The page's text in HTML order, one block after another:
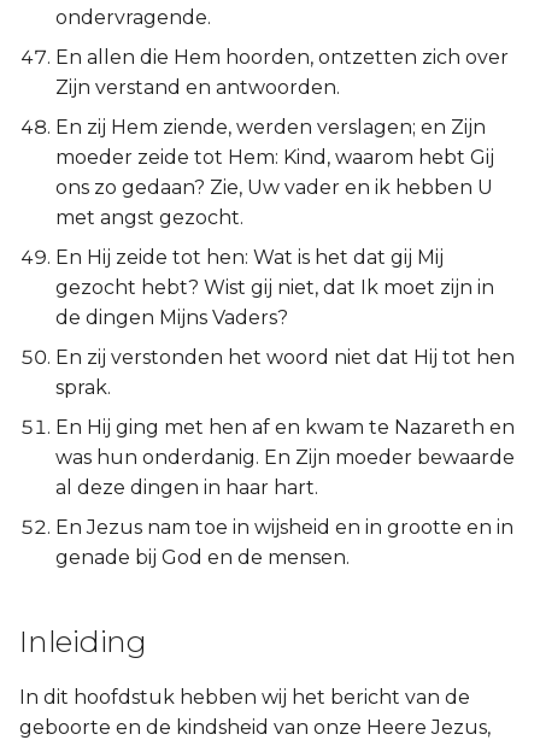
ondervragende.
En allen die Hem hoorden, ontzetten zich over
Zijn verstand en antwoorden.
En zij Hem ziende, werden verslagen; en Zijn
moeder zeide tot Hem: Kind, waarom hebt Gij
ons zo gedaan? Zie, Uw vader en ik hebben U
met angst gezocht.
En Hij zeide tot hen: Wat is het dat gij Mij
gezocht hebt? Wist gij niet, dat Ik moet zijn in
de dingen Mijns Vaders?
En zij verstonden het woord niet dat Hij tot hen
sprak.
En Hij ging met hen af en kwam te Nazareth en
was hun onderdanig. En Zijn moeder bewaarde
al deze dingen in haar hart.
En Jezus nam toe in wijsheid en in grootte en in
genade bij God en de mensen.
Inleiding
In dit hoofdstuk hebben wij het bericht van de
geboorte en de kindsheid van onze Heere Jezus,